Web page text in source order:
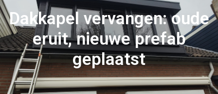
Dakkapel vervangen: oude
eruit, nieuwe prefab
geplaatst